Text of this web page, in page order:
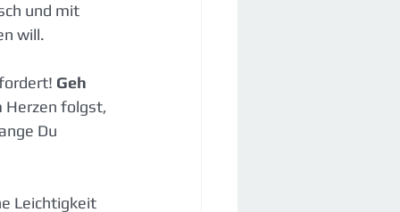
und mit
will.
Geh
Herzen folgst,
Du
Leichtigkeit